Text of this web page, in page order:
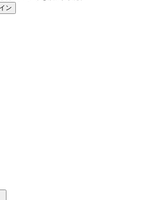
ン